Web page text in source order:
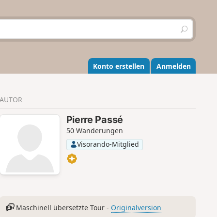
S
u
h
e
n
Konto erstellen Anmelden
AUTOR
Pierre Passé
50 Wanderungen
Visorando-Mitglied
Maschinell übersetzte Tour - Originalversion